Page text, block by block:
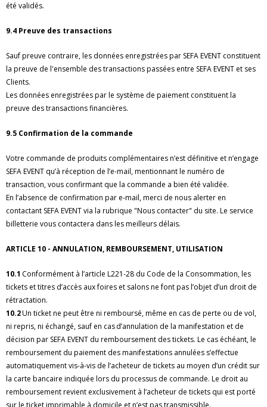
été validés.
9.4 Preuve des transactions
Sauf preuve contraire, les données enregistrées par SEFA EVENT constituent
la preuve de l'ensemble des transactions passées entre SEFA EVENT et ses
Clients.
Les données enregistrées par le système de paiement constituent la
preuve des transactions financières.
9.5 Confirmation de la commande
Votre commande de produits complémentaires n’est définitive et n’engage
SEFA EVENT qu’à réception de l’e-mail, mentionnant le numéro de
transaction, vous confirmant que la commande a bien été validée.
En l’absence de confirmation par e-mail, merci de nous alerter en
contactant SEFA EVENT via la rubrique "Nous contacter" du site. Le service
billetterie vous contactera dans les meilleurs délais.
ARTICLE 10 - ANNULATION, REMBOURSEMENT, UTILISATION
10.1 Conformément à l’article L221-28 du Code de la Consommation, les
tickets et titres d’accès aux foires et salons ne font pas l’objet d’un droit de
rétractation.
10.2Un ticket ne peut être ni remboursé, même en cas de perte ou de vol,
ni repris, ni échangé, sauf en cas d’annulation de la manifestation et de
décision par SEFA EVENT du remboursement des tickets. Le cas échéant, le
remboursement du paiement des manifestations annulées s’effectue
automatiquement vis-à-vis de l’acheteur de tickets au moyen d’un crédit sur
la carte bancaire indiquée lors du processus de commande. Le droit au
remboursement revient exclusivement à l’acheteur de tickets qui est porté
sur le ticket imprimable à domicile et n’est pas transmissible.